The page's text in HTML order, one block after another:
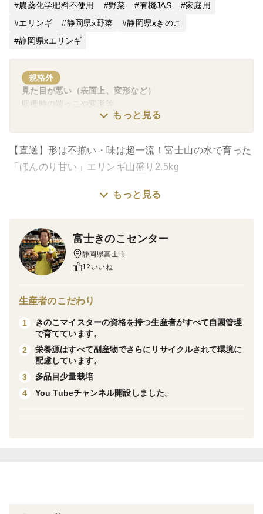
農薬化学肥料不使用 野菜 有機JAS
家庭用
エリンギ
静岡県x野菜
静岡県xきのこ
静岡県xエリンギ
規格外
見た目が悪い（表面上、変形など）
収穫時の端っこや変形等
もっと見る
【直送】形は不揃い・味は超一流！富士山の水で育った
「ほんのり甘い」エリンギ山盛り2.5kg
富士山の清らかな伏流水をたっぷり使い、きのこマイス
クエリンギ。
今回は、収穫時の端っこや変形などの理由で規格外と
め込みました。お店で買うエリンギの「およそ10食分以
ストレスフリーな環境で育ったオリジナル品種のため、
エリンギ特有のクセがなく、噛むほどにみずみずしい甘
みが広がります。
もっと見る
富士きのこセンター
静岡県富士市
12いいね
生産者のこだわり
1
きのこマイスターの資格を持つ生産者がすべて自園管理
で育てています。
2
栄養源はすべて副産物でさらにリサイクルされて環境に
配慮しています。
3
多品目少量栽培
4
You Tubeチャンネル開設しました。